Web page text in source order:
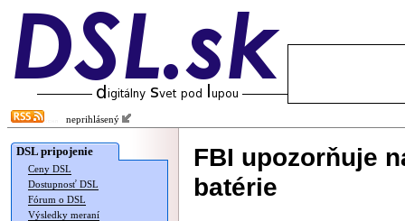
neprihlásený
DSL pripojenie
Ceny DSL
Dostupnosť DSL
Fórum o DSL
Výsledky meraní
FBI upozorňuje
batérie